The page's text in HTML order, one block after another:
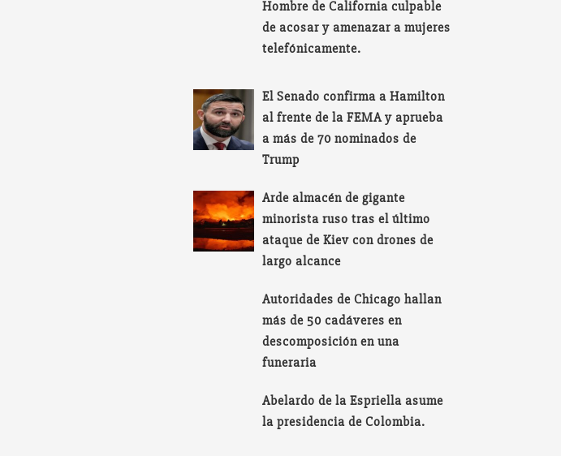
Hombre de California culpable
de acosar y amenazar a mujeres
telefónicamente.
El Senado confirma a Hamilton
al frente de la FEMA y aprueba
a más de 70 nominados de
Trump
Arde almacén de gigante
minorista ruso tras el último
ataque de Kiev con drones de
largo alcance
Autoridades de Chicago hallan
más de 50 cadáveres en
descomposición en una
funeraria
Abelardo de la Espriella asume
la presidencia de Colombia.